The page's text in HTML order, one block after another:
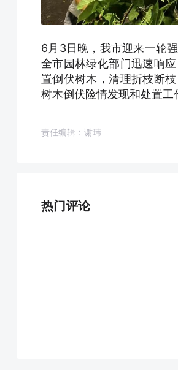
6月3日晚，我市迎来一轮
全市园林绿化部门迅速响
置倒伏树木，清理折枝断
树木倒伏险情发现和处置
责任编辑：谢玮
热门评论